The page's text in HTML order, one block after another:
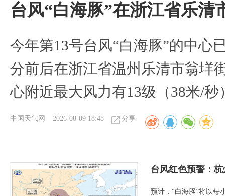
台风“白海豚”在浙江省乐清
今年第13号台风“白海豚”的中心
分前后在浙江省温州乐清市翁垟
心附近最大风力有13级（38米/秒
中国天气网 2026-08-09 18:48 分享
台风红色预警：
预计，“白海豚”将以每